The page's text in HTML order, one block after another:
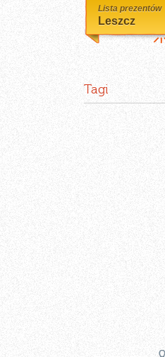
Lista prezentów
Leszcz
Tagi